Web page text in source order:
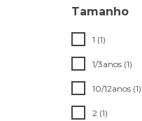
Tamanho
1 (1)
1/3anos (1)
10/12anos (1)
2 (1)